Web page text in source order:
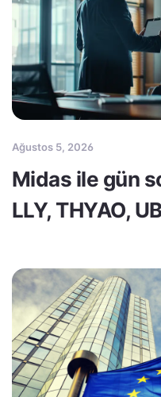
Ağustos 5, 2026
Midas ile gün
LLY, THYAO,